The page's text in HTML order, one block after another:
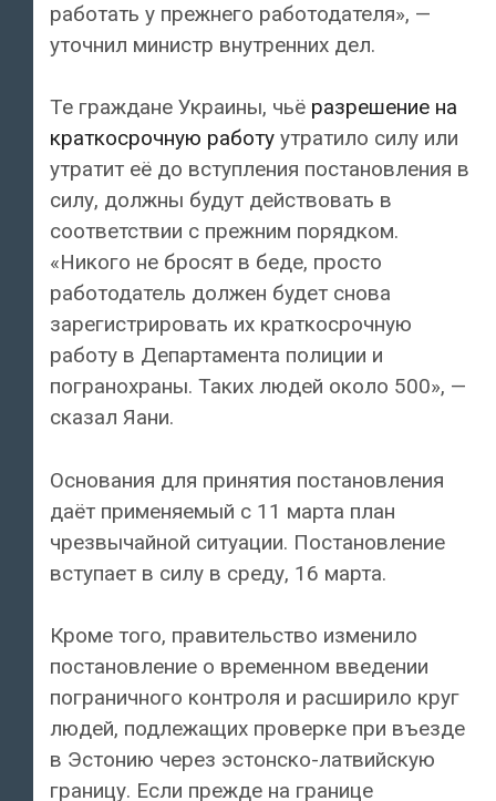
работать у прежнего работодателя», —
уточнил министр внутренних дел.
Те граждане Украины, чьё разрешение на
краткосрочную работу утратило силу или
утратит её до вступления постановления в
силу, должны будут действовать в
соответствии с прежним порядком.
«Никого не бросят в беде, просто
работодатель должен будет снова
зарегистрировать их краткосрочную
работу в Департамента полиции и
погранохраны. Таких людей около 500», —
сказал Яани.
Основания для принятия постановления
даёт применяемый с 11 марта план
чрезвычайной ситуации. Постановление
вступает в силу в среду, 16 марта.
Кроме того, правительство изменило
постановление о временном введении
пограничного контроля и расширило круг
людей, подлежащих проверке при въезде
в Эстонию через эстонско-латвийскую
границу. Если прежде на границе